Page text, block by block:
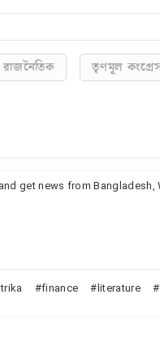
রাজনৈতিক তৃণমূল
get news from Bangladesh,
finance literature